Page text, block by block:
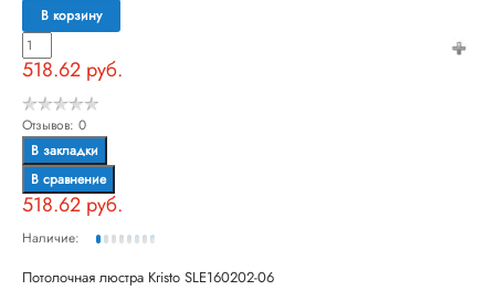
В корзину
518.62 руб.
Отзывов: 0
В закладки
В сравнение
518.62 руб.
Наличие:
Потолочная люстра Kristo SLE160202-06